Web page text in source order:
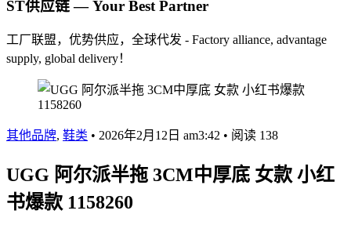
ST供应链 — Your Best Partner
工厂联盟，优势供应，全球代发 - Factory alliance, advantage
supply, global delivery！
其他品牌, 鞋类 • 2026年2月12日 am3:42 • 阅读 138
UGG 阿尔派半拖 3CM中厚底 女款 小红
书爆款 1158260